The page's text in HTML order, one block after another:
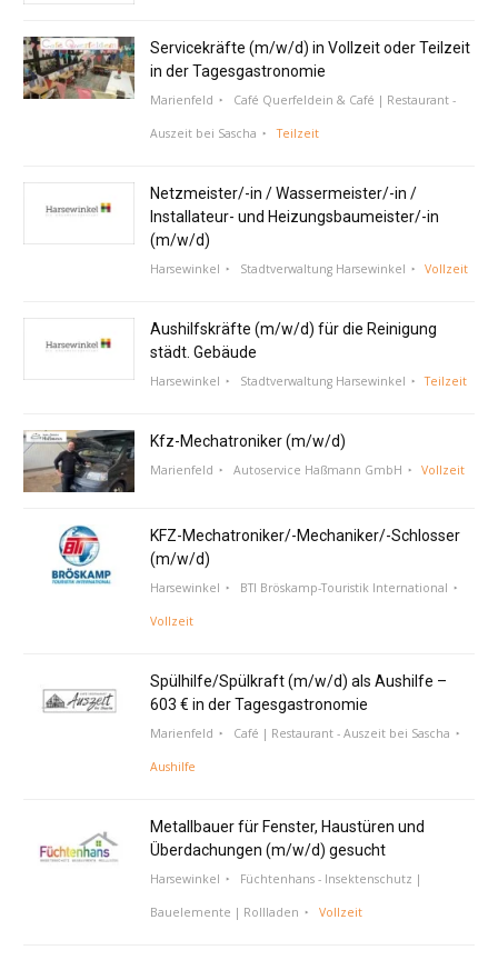
Servicekräfte (m/w/d) in Vollzeit oder Teilzeit
in der Tagesgastronomie
Marienfeld Café Querfeldein & Café | Restaurant -
Auszeit bei Sascha Teilzeit
Netzmeister/-in / Wassermeister/-in /
Installateur- und Heizungsbaumeister/-in
(m/w/d)
Harsewinkel Stadtverwaltung Harsewinkel Vollzeit
Aushilfskräfte (m/w/d) für die Reinigung
städt. Gebäude
Harsewinkel Stadtverwaltung Harsewinkel Teilzeit
Kfz-Mechatroniker (m/w/d)
Marienfeld Autoservice Haßmann GmbH Vollzeit
KFZ-Mechatroniker/-Mechaniker/-Schlosser
(m/w/d)
Harsewinkel BTI Bröskamp-Touristik International
Vollzeit
Spülhilfe/Spülkraft (m/w/d) als Aushilfe –
603 € in der Tagesgastronomie
Marienfeld Café | Restaurant - Auszeit bei Sascha
Aushilfe
Metallbauer für Fenster, Haustüren und
Überdachungen (m/w/d) gesucht
Harsewinkel Füchtenhans - Insektenschutz |
Bauelemente | Rollladen Vollzeit